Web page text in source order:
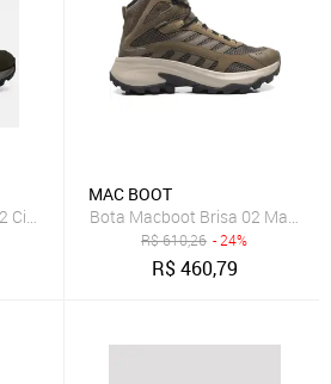
Cinza Masculino
MAC BOOT
Bota Macboot Brisa 02 Marrom
R$610,26 - 24%
R$460,79